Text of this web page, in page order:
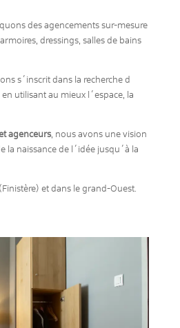
des agencements sur-mesure
dressings, salles de bains
s´inscrit dans la recherche d
utilisant au mieux l´espace, la
agenceurs, nous avons une vision
la naissance de l´idée jusqu´à la
(Finistère) et dans le grand-Ouest.